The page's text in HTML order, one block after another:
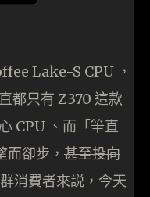
Lake-S CPU ，
都只有 Z370 這款
CPU 、而「筆直
卻步， 甚至投向
消費者來説，今天